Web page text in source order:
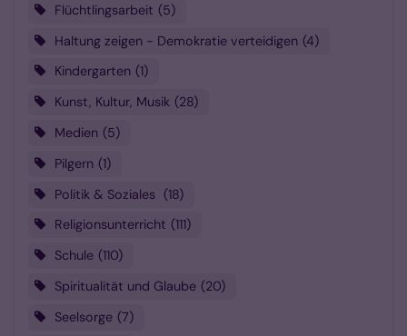
Flüchtlingsarbeit 5
Haltung zeigen - Demokratie verteidigen 4
Kindergarten 1
Kunst, Kultur, Musik 28
Medien 5
Pilgern 1
Politik & Soziales
18
Religionsunterricht
111
Schule 110
Spiritualität und Glaube 20
Seelsorge 7